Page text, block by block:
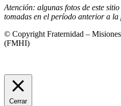
Atención: algunas fotos de este
tomadas en el período anterior a
© Copyright Fraternidad –
(FMHI)
Cerrar